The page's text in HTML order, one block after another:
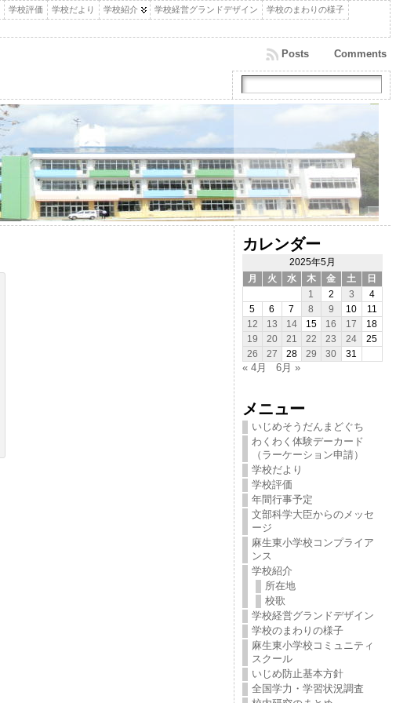
学校評価 学校だより 学校紹介 学校経営グランドデザイン
学校のまわりの様子
Comments
Posts
カレンダー
2025年5月
月
火 水 木 金 土
日
1
2 3
4
5
6 7 8 9 10
11
12
13 14 15 16 17
18
19
20 21 22 23 24
25
26
27 28 29 30 31
« 4月 6月 »
メニュー
いじめそうだんまどぐち
わくわく体験デーカード
（ラーケーション申請）
学校だより
学校評価
年間行事予定
文部科学大臣からのメッセ
ージ
麻生東小学校コンプライア
ンス
学校紹介
所在地
校歌
学校経営グランドデザイン
学校のまわりの様子
麻生東小学校コミュニティ
スクール
いじめ防止基本方針
全国学力・学習状況調査